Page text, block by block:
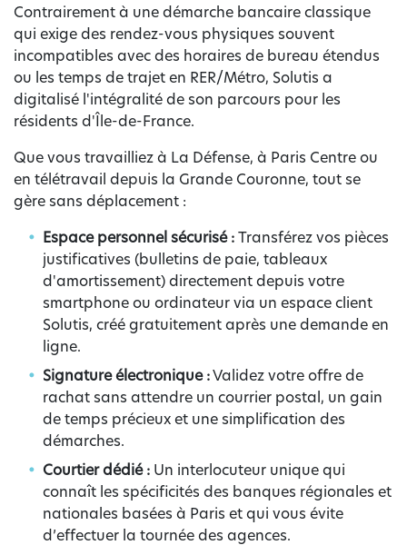
Contrairement à une démarche bancaire classique
qui exige des rendez-vous physiques souvent
incompatibles avec des horaires de bureau étendus
ou les temps de trajet en RER/Métro, Solutis a
digitalisé l'intégralité de son parcours pour les
résidents d'Île-de-France.
Que vous travailliez à La Défense, à Paris Centre ou
en télétravail depuis la Grande Couronne, tout se
gère sans déplacement :
Espace personnel sécurisé :Transférez vos pièces
justificatives (bulletins de paie, tableaux
d'amortissement) directement depuis votre
smartphone ou ordinateur via un espace client
Solutis, créé gratuitement après une demande en
ligne.
Signature électronique :Validez votre offre de
rachat sans attendre un courrier postal, un gain
de temps précieux et une simplification des
démarches.
Courtier dédié : Un interlocuteur unique qui
connaît les spécificités des banques régionales et
nationales basées à Paris et qui vous évite
d’effectuer la tournée des agences.